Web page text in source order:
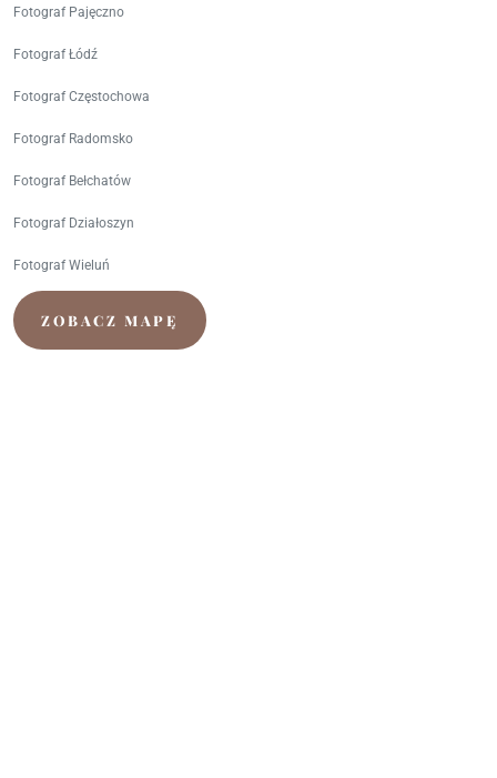
Fotograf Pajęczno
Fotograf Łódź
Fotograf Częstochowa
Fotograf Radomsko
Fotograf Bełchatów
Fotograf Działoszyn
Fotograf Wieluń
ZOBACZ MAPĘ